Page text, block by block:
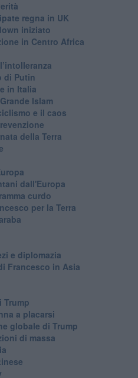
regna in UK
iniziato
in Centro Africa
di Putin
in Italia
Islam
e il caos
della Terra
dall'Europa
curdo
per la Terra
e diplomazia
Francesco in Asia
Trump
a placarsi
globale di Trump
di massa